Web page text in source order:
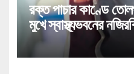
রক্ত পাচার কাণ্ডে
মুখে স্বাস্থ্যভবনের